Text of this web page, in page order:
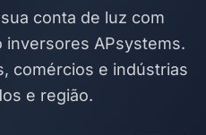
conta de luz com
inversores APsystems.
comércios e indústrias
e região.